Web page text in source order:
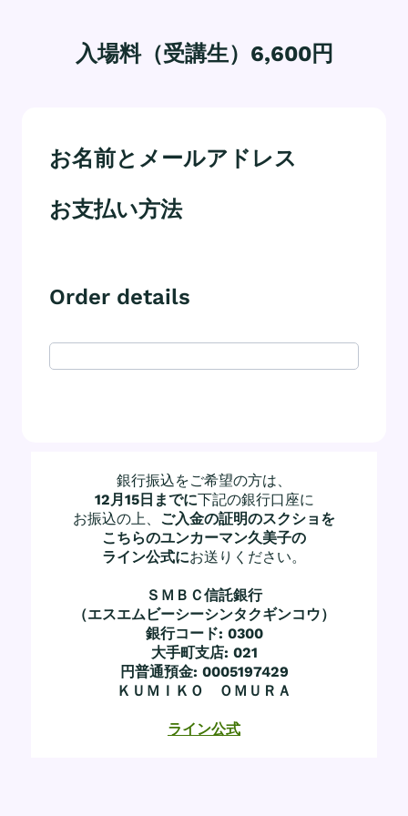
入場料（受講生）6,600円
お名前とメールアドレス
お支払い方法
Order details
銀行振込をご希望の方は、
12月15日までに下記の銀行口座に
お振込の上、 ご入金の証明のスクショを
こちらのユンカーマン久美子の
ライン公式にお送りください。
ＳＭＢＣ信託銀行
（エスエムビーシーシンタクギンコウ）
銀行コード: 0300
大手町支店: 021
円普通預金: 0005197429
ＫＵＭＩＫＯ ＯＭＵＲＡ
ライン公式